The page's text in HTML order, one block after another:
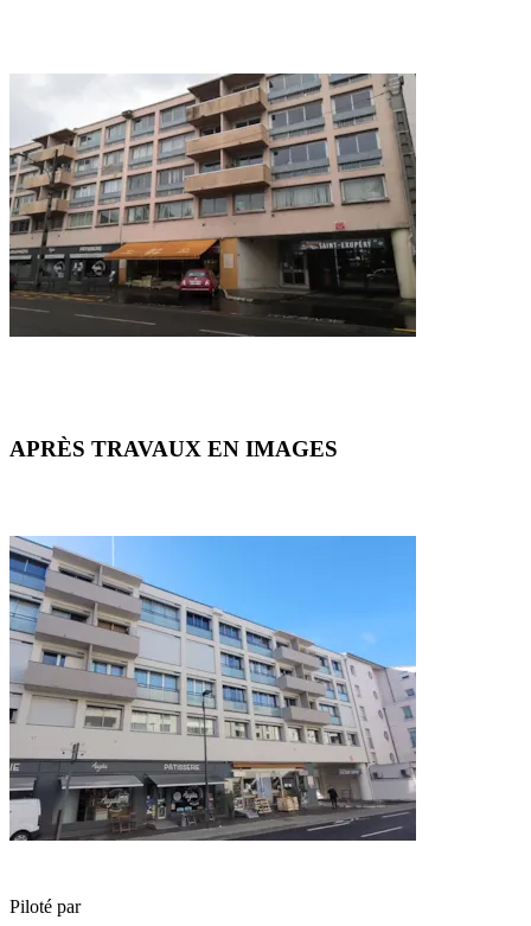
APRÈS TRAVAUX EN IMAGES
Piloté par